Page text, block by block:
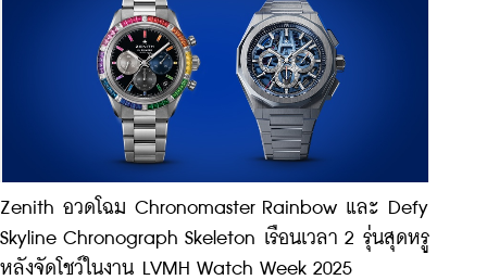
Zenith อวดโฉม Chronomaster Rainbow และ Defy
Skyline Chronograph Skeleton เรือนเวลา 2 รุ่นสุดหรู
หลังจัดโชว์ในงาน LVMH Watch Week 2025